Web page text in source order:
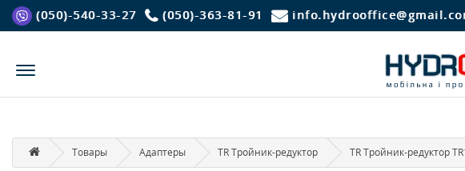
(050)-540-33-27 (050)-363-81-91
Товары Адаптеры TR Тройник-редуктор TR Тройник-редуктор